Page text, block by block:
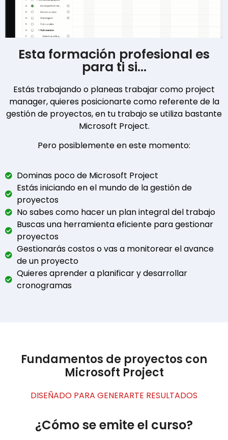
Esta formación profesional es
para ti si...
Estás trabajando o planeas trabajar como project
manager, quieres posicionarte como referente de la
gestión de proyectos, en tu trabajo se utiliza bastante
Microsoft Project.
Pero posiblemente en este momento:
Dominas poco de Microsoft Project
Estás iniciando en el mundo de la gestión de
proyectos
No sabes como hacer un plan integral del trabajo
Buscas una herramienta eficiente para gestionar
proyectos
Gestionarás costos o vas a monitorear el avance
de un proyecto
Quieres aprender a planificar y desarrollar
cronogramas
Fundamentos de proyectos con
Microsoft Project
DISEÑADO PARA GENERARTE RESULTADOS
¿Cómo se emite el curso?